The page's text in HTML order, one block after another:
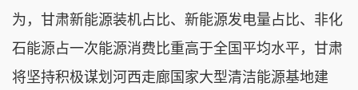
为，甘肃新能源装机占比、新能源发电量占比、非化
石能源占一次能源消费比重高于全国平均水平，甘肃
将坚持积极谋划河西走廊国家大型清洁能源基地建